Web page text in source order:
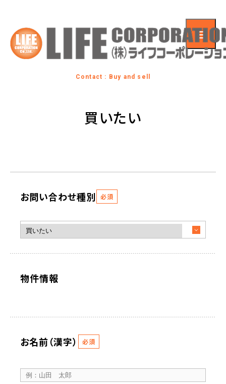
Contact : Buy and sell
買いたい
お問い合わせ種別 必須
物件情報
お名前（漢字） 必須